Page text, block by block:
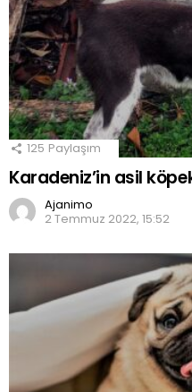
125 Paylaşım
Karadeniz’in asil
Ajanimo
2 Temmuz 2022, 15:52